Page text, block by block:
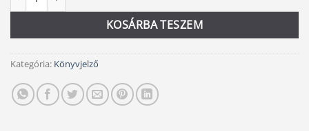
KOSÁRBA TESZEM
Kategória: Könyvjelző